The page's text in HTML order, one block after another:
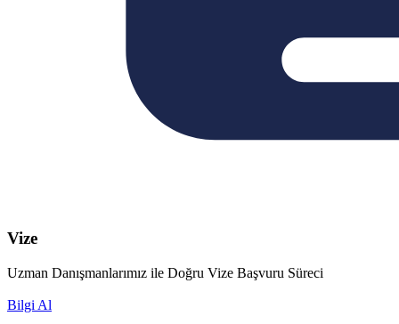
Vize
Uzman Danışmanlarımız ile Doğru Vize Başvuru Süreci
Bilgi Al